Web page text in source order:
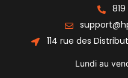
114 rue des
Lundi au